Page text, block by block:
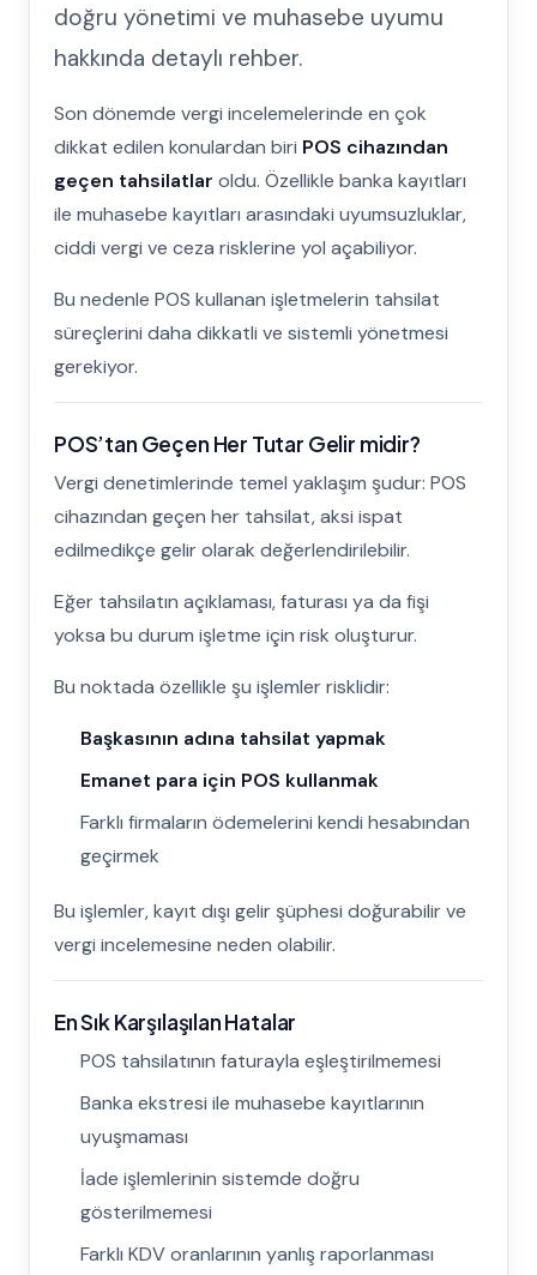
doğru yönetimi ve muhasebe uyumu
hakkında detaylı rehber.
Son dönemde vergi incelemelerinde en çok
dikkat edilen konulardan biri POS cihazından
geçen tahsilatlar oldu. Özellikle banka kayıtları
ile muhasebe kayıtları arasındaki uyumsuzluklar,
ciddi vergi ve ceza risklerine yol açabiliyor.
Bu nedenle POS kullanan işletmelerin tahsilat
süreçlerini daha dikkatli ve sistemli yönetmesi
gerekiyor.
POS’tan Geçen Her Tutar Gelir midir?
Vergi denetimlerinde temel yaklaşım şudur: POS
cihazından geçen her tahsilat, aksi ispat
edilmedikçe gelir olarak değerlendirilebilir.
Eğer tahsilatın açıklaması, faturası ya da fişi
yoksa bu durum işletme için risk oluşturur.
Bu noktada özellikle şu işlemler risklidir:
Başkasının adına tahsilat yapmak
Emanet para için POS kullanmak
Farklı firmaların ödemelerini kendi hesabından
geçirmek
Bu işlemler, kayıt dışı gelir şüphesi doğurabilir ve
vergi incelemesine neden olabilir.
En Sık Karşılaşılan Hatalar
POS tahsilatının faturayla eşleştirilmemesi
Banka ekstresi ile muhasebe kayıtlarının
uyuşmaması
İade işlemlerinin sistemde doğru
gösterilmemesi
Farklı KDV oranlarının yanlış raporlanması